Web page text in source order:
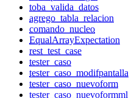
toba_valida_datos
agrego_tabla_relacion
comando_nucleo
EqualArrayExpectation
rest_test_case
tester_caso
tester_caso_modifpantalla
tester_caso_nuevoform
tester_caso_nuevoformml